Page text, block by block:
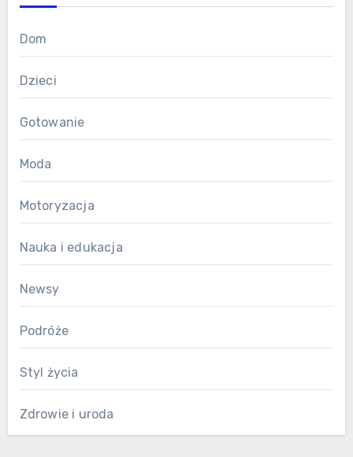
Dom
Dzieci
Gotowanie
Moda
Motoryzacja
Nauka i edukacja
Newsy
Podróże
Styl życia
Zdrowie i uroda